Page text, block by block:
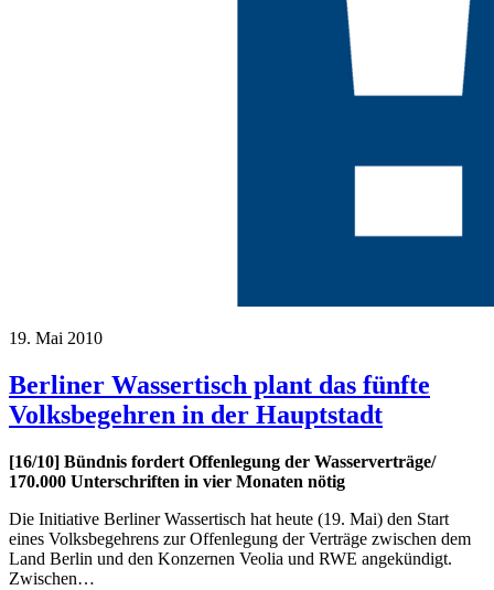
19. Mai 2010
Berliner Wassertisch plant das fünfte
Volksbegehren in der Hauptstadt
[16/10] Bündnis fordert Offenlegung der Wasserverträge/
170.000 Unterschriften in vier Monaten nötig
Die Initiative Berliner Wassertisch hat heute (19. Mai) den Start
eines Volksbegehrens zur Offenlegung der Verträge zwischen dem
Land Berlin und den Konzernen Veolia und RWE angekündigt.
Zwischen…